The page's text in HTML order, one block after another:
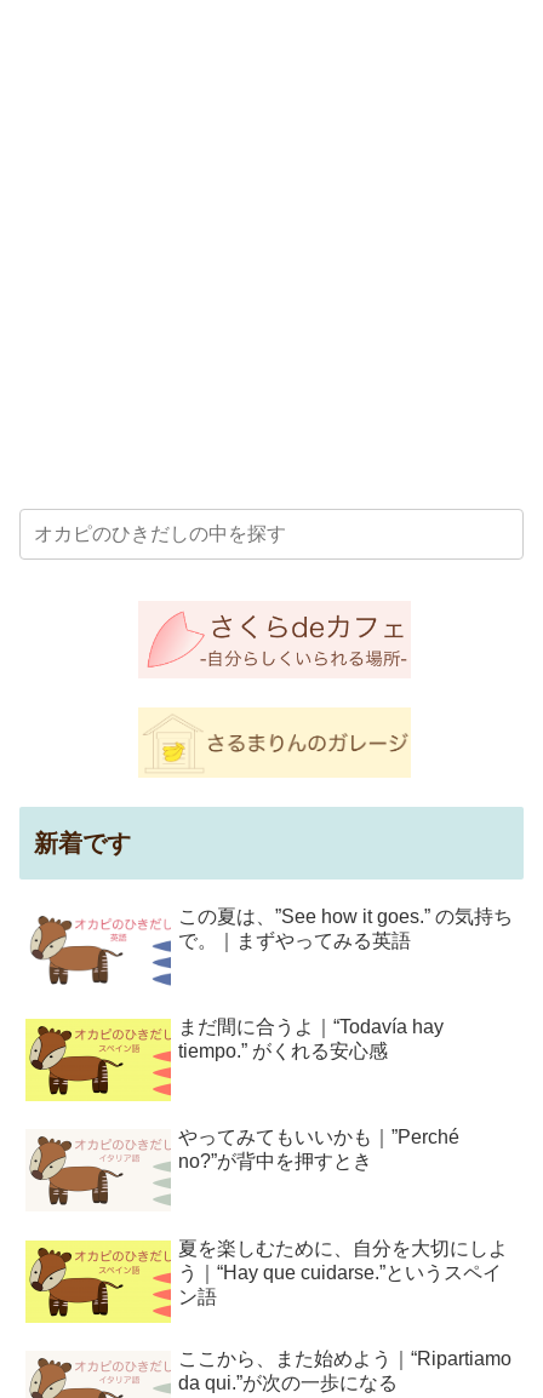
新着です
この夏は、”See how it goes.” の気持ち
で。｜まずやってみる英語
まだ間に合うよ｜“Todavía hay
tiempo.” がくれる安心感
やってみてもいいかも｜”Perché
no?”が背中を押すとき
夏を楽しむために、自分を大切にしよ
う｜“Hay que cuidarse.”というスペイ
ン語
ここから、また始めよう｜“Ripartiamo
da qui.”が次の一歩になる